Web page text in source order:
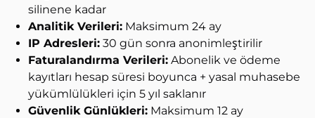
silinene kadar
Analitik Verileri: Maksimum 24 ay
IP Adresleri: 30 gün sonra anonimleştirilir
Faturalandırma Verileri: Abonelik ve ödeme
kayıtları hesap süresi boyunca + yasal muhasebe
yükümlülükleri için 5 yıl saklanır
Güvenlik Günlükleri: Maksimum 12 ay